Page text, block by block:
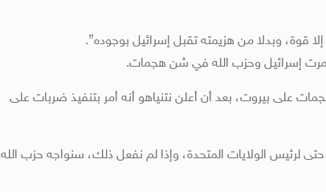
قوة، وبدلا من هزيمته تقبل ​إسرائيل بوجوده”.
إسرائيل ⁠وحزب الله في شن هجمات.
على بيروت، بعد أن أعلن نتنياهو أنه أمر بتنفيذ ضربات على
لرئيس الولايات المتحدة، وإذا لم نفعل ذلك، سنواجه حزب الله